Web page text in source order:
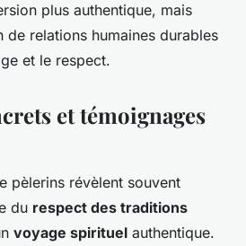
plus authentique, mais
de relations humaines durables
et le respect.
et témoignages
pèlerins révèlent souvent
du respect des traditions
voyage spirituel authentique.